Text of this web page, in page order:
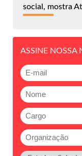
social, mostra
ASSINE NOSSA